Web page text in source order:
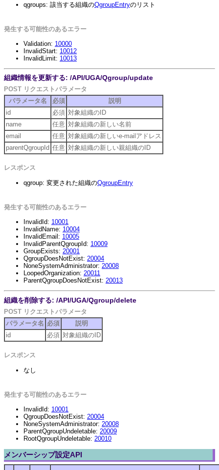
qgroups: 該当する組織のQgroupEntryのリスト
発生する可能性のあるエラー
Validation: 10000
InvalidStart: 10012
InvalidLimit: 10013
組織情報を更新する: /API/UGA/Qgroup/update
POST リクエストパラメータ
パラメータ名
必須
説明
id
必須 対象組織のID
name
任意 対象組織の新しい名前
email
任意 対象組織の新しいe-mailアドレス
parentQgroupId 任意 対象組織の新しい親組織のID
レスポンス
qgroup: 変更された組織のQgroupEntry
発生する可能性のあるエラー
InvalidId: 10001
InvalidName: 10004
InvalidEmail: 10005
InvalidParentQgroupId: 10009
GroupExists: 20001
QgroupDoesNotExist: 20004
NoneSystemAdministrator: 20008
LoopedOrganization: 20011
ParentQgroupDoesNotExist: 20013
組織を削除する: /API/UGA/Qgroup/delete
POST リクエストパラメータ
パラメータ名 必須
説明
id
必須 対象組織のID
レスポンス
なし
発生する可能性のあるエラー
InvalidId: 10001
QgroupDoesNotExist: 20004
NoneSystemAdministrator: 20008
ParentQgroupUndeletable: 20009
RootQgroupUndeletable: 20010
メンバーシップ設定API